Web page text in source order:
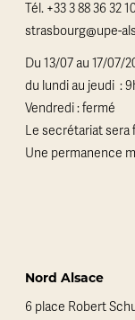
Tél. +33 3 88 36 32 10
strasbourg@upe-
Du 13/07 au 17/07/
du lundi au jeudi :
Vendredi : fermé
Le secrétariat sera
Une permanence
Nord Alsace
6 place Robert